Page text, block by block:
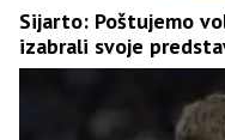
Sijarto: Poštujemo
izabrali svoje